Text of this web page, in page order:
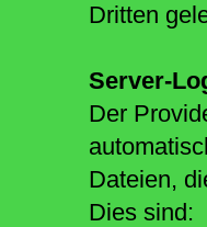
Dritten
Server-
Der
Dateien,
Dies sind: